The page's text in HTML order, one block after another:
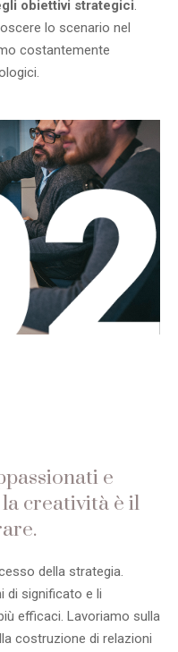
obiettivi strategici.
lo scenario nel
costantemente
e
creatività è il
della strategia.
di significato e li
efficaci. Lavoriamo sulla
costruzione di relazioni